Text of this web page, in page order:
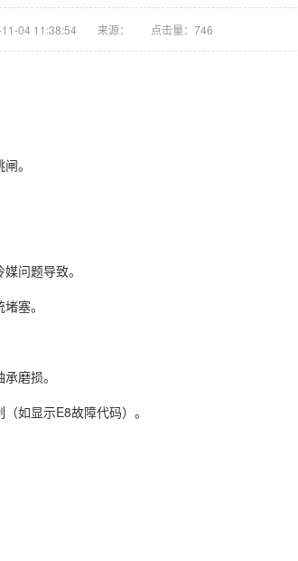
04 11:38:54 来源： 点击量：746
。
问题导致‌。
塞‌。
磨损‌。
如显示E8故障代码）‌。